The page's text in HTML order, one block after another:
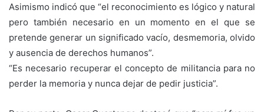
Asimismo indicó que “el reconocimiento es lógico y natural
pero también necesario en un momento en el que se
pretende generar un significado vacío, desmemoria, olvido
y ausencia de derechos humanos”.
“Es necesario recuperar el concepto de militancia para no
perder la memoria y nunca dejar de pedir justicia”.